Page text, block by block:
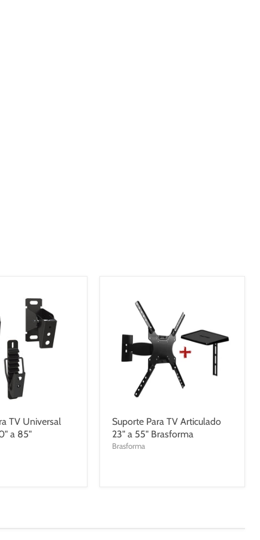
TV Universal
a 85"
Suporte Para TV Articulado
23" a 55" Brasforma
Brasforma